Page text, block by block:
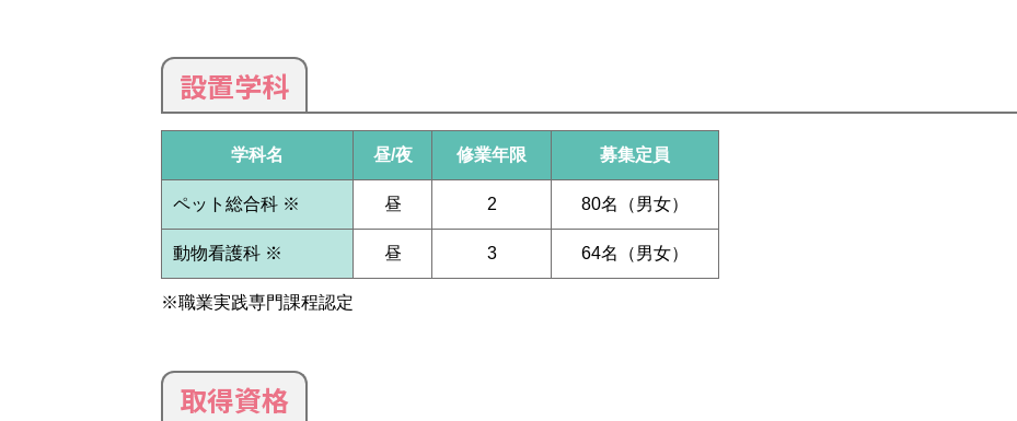
設置学科
学科名 昼/夜 修業年限 募集定員
ペット総合科 ※ 昼 2 80名（男女）
動物看護科 ※ 昼 3 64名（男女）
※職業実践専門課程認定
取得資格